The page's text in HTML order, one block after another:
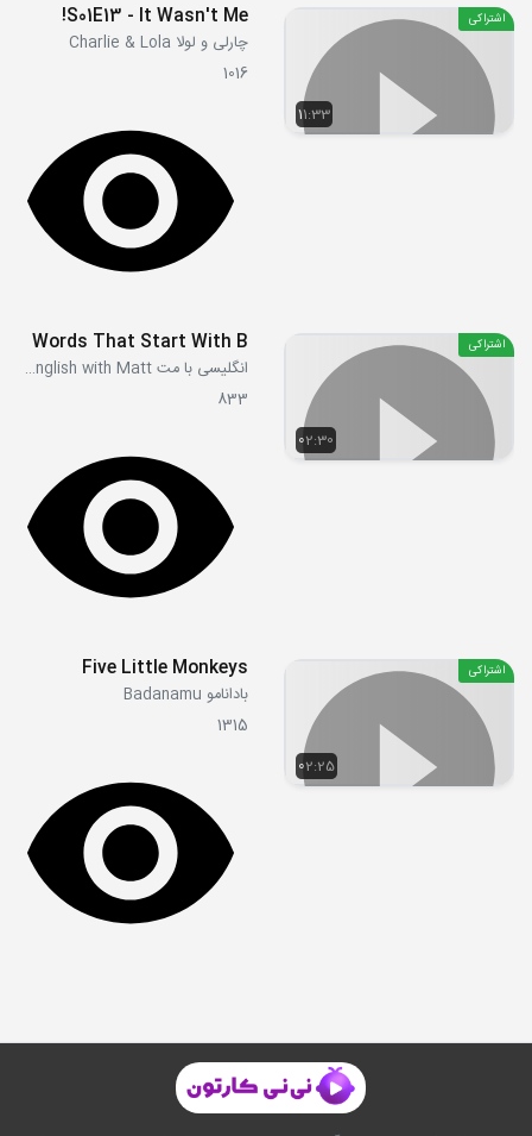
11:33
اشتراکی S01E13 - It Wasn't Me!
چارلی و لولا Charlie & Lola
1016
02:30
اشتراکی Words That Start With B
انگلیسی با مت Learn English with Matt
833
02:25
اشتراکی Five Little Monkeys
بادانامو Badanamu
1315